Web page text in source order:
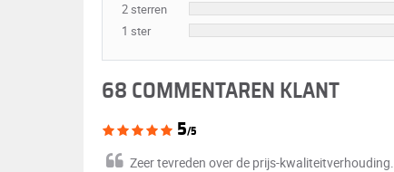
2 sterren
1 ster
68 COMMENTAREN KLANT
5/5
Zeer tevreden over de prijs-kwaliteitverhouding.